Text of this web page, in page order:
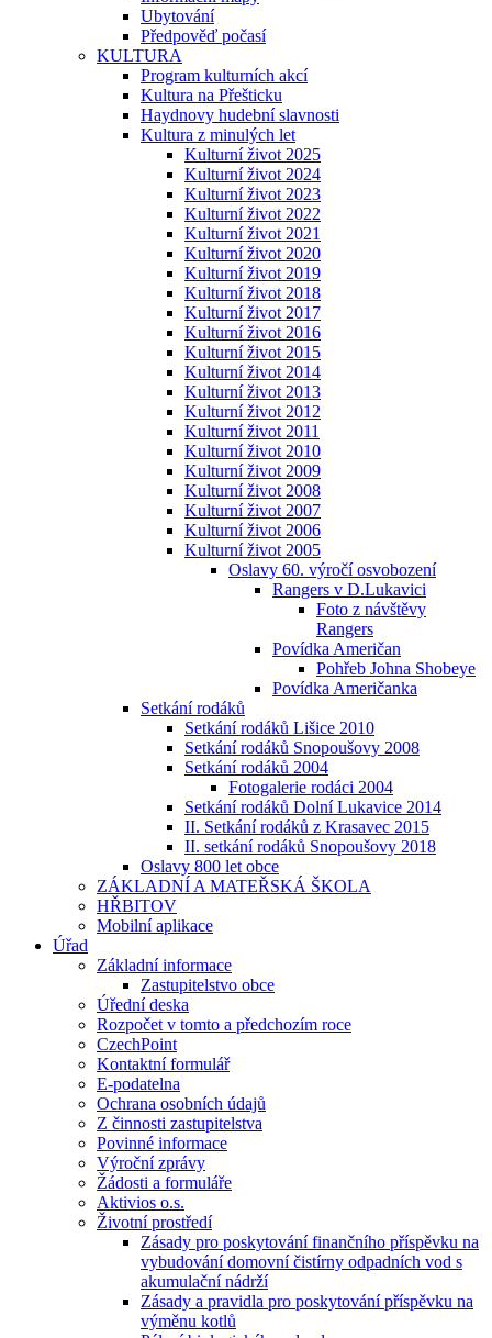
Ubytování
Předpověď počasí
KULTURA
Program kulturních akcí
Kultura na Přešticku
Haydnovy hudební slavnosti
Kultura z minulých let
Kulturní život 2025
Kulturní život 2024
Kulturní život 2023
Kulturní život 2022
Kulturní život 2021
Kulturní život 2020
Kulturní život 2019
Kulturní život 2018
Kulturní život 2017
Kulturní život 2016
Kulturní život 2015
Kulturní život 2014
Kulturní život 2013
Kulturní život 2012
Kulturní život 2011
Kulturní život 2010
Kulturní život 2009
Kulturní život 2008
Kulturní život 2007
Kulturní život 2006
Kulturní život 2005
Oslavy 60. výročí osvobození
Rangers v D.Lukavici
Foto z návštěvy
Rangers
Povídka Američan
Pohřeb Johna Shobeye
Povídka Američanka
Setkání rodáků
Setkání rodáků Lišice 2010
Setkání rodáků Snopoušovy 2008
Setkání rodáků 2004
Fotogalerie rodáci 2004
Setkání rodáků Dolní Lukavice 2014
II. Setkání rodáků z Krasavec 2015
II. setkání rodáků Snopoušovy 2018
Oslavy 800 let obce
ZÁKLADNÍ A MATEŘSKÁ ŠKOLA
HŘBITOV
Mobilní aplikace
Úřad
Základní informace
Zastupitelstvo obce
Úřední deska
Rozpočet v tomto a předchozím roce
CzechPoint
Kontaktní formulář
E-podatelna
Ochrana osobních údajů
Z činnosti zastupitelstva
Povinné informace
Výroční zprávy
Žádosti a formuláře
Aktivios o.s.
Životní prostředí
Zásady pro poskytování finančního příspěvku na
vybudování domovní čistírny odpadních vod s
akumulační nádrží
Zásady a pravidla pro poskytování příspěvku na
výměnu kotlů